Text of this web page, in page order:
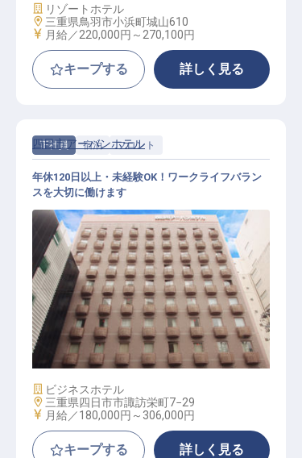
施設業態
リゾートホテル
勤務地
三重県鳥羽市小浜町城山610
給与
月給／220,000円～ 270,100円
キープする 詳しく見る
正社員 宿泊 フロント
フロント / 正社員
四日市アーバンホテル
年休120日以上・未経験OK！ワークライフバラン
スを大切に働けます
施設業態
ビジネスホテル
勤務地
三重県四日市市諏訪栄町7−29
給与
月給／180,000円～ 306,000円
キープする 詳しく見る